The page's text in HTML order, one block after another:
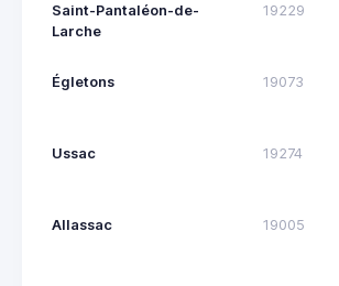
Saint-Pantaléon-de-
Larche
19229
Égletons 19073
Ussac 19274
Allassac 19005